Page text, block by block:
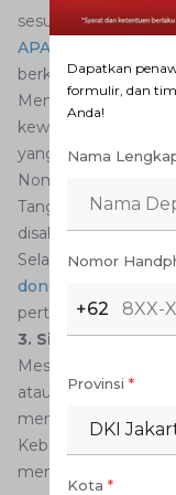
sesuai. Pastikan
APAR
berkendara.
Membawa
kewajiban yang
yang tertera dalam
Nomor: KP.972/
Tanggap Darurat
disahkan pada 18
Selain itu, siapkan
dongkrak
pertama pada
3. Siapkan Peta
Meskipun Anda
atau rute perjalanan
menyiapkan peta
Keberadaan peta
menghindari
Dapatkan
formulir, dan
Anda!
Nama
Nomor
+62
Provinsi *
DKI
Kota *